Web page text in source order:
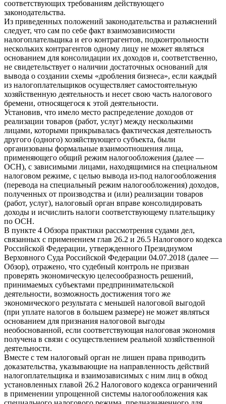
соответствующих требованиям действующего
законодательства.
Из приведенных положений законодательства и разъяснений
следует, что сам по себе факт взаимозависимости
налогоплательщика и его контрагентов, подконтрольности
нескольких контрагентов одному лицу не может являться
основанием для консолидации их доходов и, соответственно,
не свидетельствует о наличии достаточных оснований для
вывода о создании схемы «дробления бизнеса», если каждый
из налогоплательщиков осуществляет самостоятельную
хозяйственную деятельность и несет свою часть налогового
бремени, относящегося к этой деятельности.
Установив, что имело место распределение доходов от
реализации товаров (работ, услуг) между несколькими
лицами, которыми прикрывалась фактическая деятельность
другого (одного) хозяйствующего субъекта, были
организованы формальные взаимоотношения лица,
применяющего общий режим налогообложения (далее —
ОСН), с зависимыми лицами, находящимися на специальном
налоговом режиме, с целью вывода из-под налогообложения
(перевода на специальный режим налогообложения) доходов,
полученных от производства и (или) реализации товаров
(работ, услуг), налоговый орган вправе консолидировать
доходы и исчислить налоги соответствующему плательщику
по ОСН.
В пункте 4 Обзора практики рассмотрения судами дел,
связанных с применением глав 26.2 и 26.5 Налогового кодекса
Российской Федерации, утвержденного Президиумом
Верховного Суда Российской Федерации 04.07.2018 (далее —
Обзор), отражено, что судебный контроль не призван
проверять экономическую целесообразность решений,
принимаемых субъектами предпринимательской
деятельности, возможность достижения того же
экономического результата с меньшей налоговой выгодой
(при уплате налогов в большем размере) не может являться
основанием для признания налоговой выгоды
необоснованной, если соответствующая налоговая экономия
получена в связи с осуществлением реальной хозяйственной
деятельности.
Вместе с тем налоговый орган не лишен права приводить
доказательства, указывающие на направленность действий
налогоплательщика и взаимозависимых с ним лиц в обход
установленных главой 26.2 Налогового кодекса ограничений
в применении упрощенной системы налогообложения как